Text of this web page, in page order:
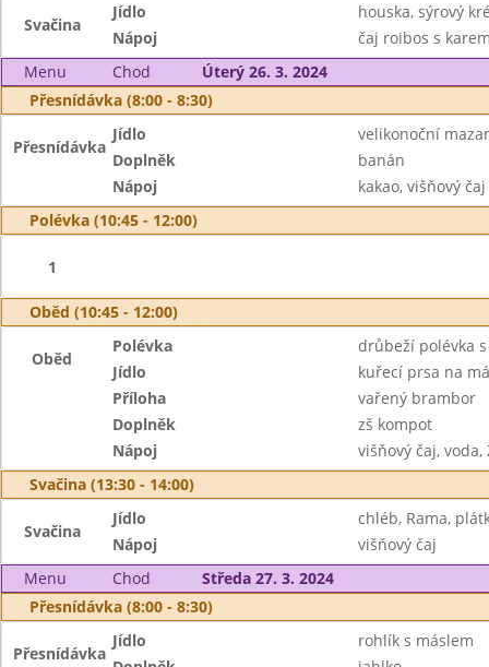
Svačina
Jídlo
houska, sýrový
Nápoj
čaj roibos s
Menu
Chod
Úterý 26. 3. 2024
Přesnídávka (8:00 - 8:30)
Přesnídávka
Jídlo
velikonoční
Doplněk
banán
Nápoj
kakao, višňový čaj
Polévka (10:45 - 12:00)
1
Oběd (10:45 - 12:00)
Oběd
Polévka
drůbeží polévka
Jídlo
kuřecí prsa na
Příloha
vařený brambor
Doplněk
zš kompot
Nápoj
višňový čaj, voda,
Svačina (13:30 - 14:00)
Svačina
Jídlo
chléb, Rama,
Nápoj
višňový čaj
Menu
Chod
Středa 27. 3. 2024
Přesnídávka (8:00 - 8:30)
Přesnídávka
Jídlo
rohlík s máslem